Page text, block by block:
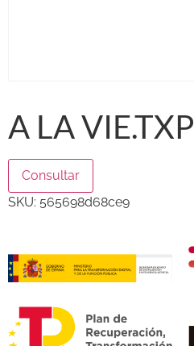
A LA VIE.TXP
Consultar
SKU: 565698d68ce9